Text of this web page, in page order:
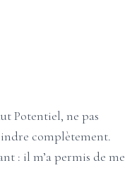
Potentiel, ne pas
complètement.
: il m’a permis de me